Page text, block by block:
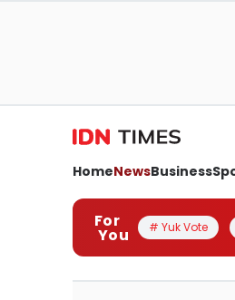
HomeNewsBusiness
For
You # Yuk Vote